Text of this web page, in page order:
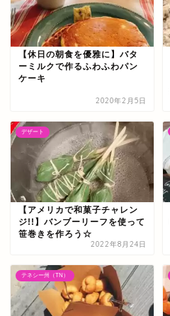
【休日の朝食を優雅に】バタ
ーミルクで作るふわふわパン
ケーキ
2020年2月5日
デザート
【アメリカで和菓子チャレン
ジ!!】バンブーリーフを使って
笹巻きを作ろう☆
2022年8月24日
テネシー州（TN）